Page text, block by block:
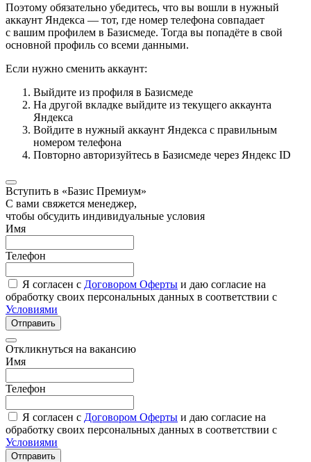
Поэтому обязательно убедитесь, что вы вошли в нужный
аккаунт Яндекса — тот, где номер телефона совпадает
с вашим профилем в Базисмеде. Тогда вы попадёте в свой
основной профиль со всеми данными.
Если нужно сменить аккаунт:
Выйдите из профиля в Базисмеде
На другой вкладке выйдите из текущего аккаунта
Яндекса
Войдите в нужный аккаунт Яндекса с правильным
номером телефона
Повторно авторизуйтесь в Базисмеде через Яндекс ID
Вступить в «Базис Премиум»
С вами свяжется менеджер,
чтобы обсудить индивидуальные условия
Имя
Телефон
Я согласен с Договором Оферты и даю согласие на
обработку своих персональных данных в соответствии с
Условиями
Отправить
Откликнуться на вакансию
Имя
Телефон
Я согласен с Договором Оферты и даю согласие на
обработку своих персональных данных в соответствии с
Условиями
Отправить